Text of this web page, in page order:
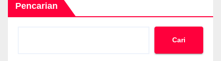
Pencarian
Cari